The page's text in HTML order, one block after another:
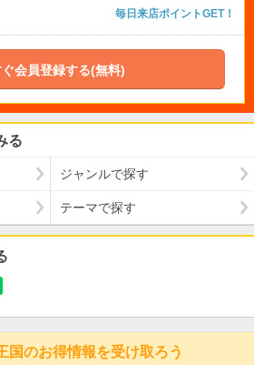
毎日来店ポイントGET！
会員登録する(無料)
る
ジャンルで探す
テーマで探す
国のお得情報を受け取ろう